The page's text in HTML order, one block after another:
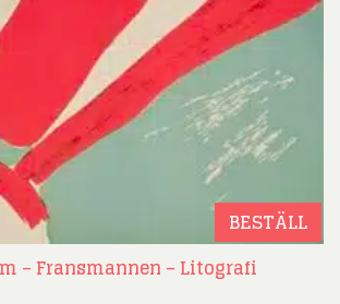
BESTÄLL
– Fransmannen – Litografi